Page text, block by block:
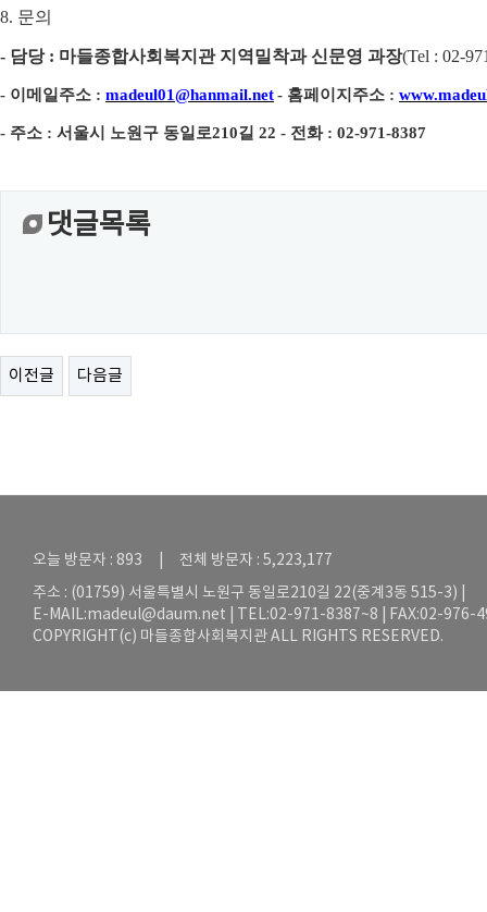
8. 문의
- 담당 : 마들종합사회복지관 지역밀착과 신문영 과장(Tel : 02-
- 이메일주소 : madeul01@hanmail.net- 홈페이지주소 :
- 주소 : 서울시 노원구 동일로210길 22 - 전화 : 02-971-8387
댓글목록
이전글 다음글
오늘 방문자 : 893 | 전체 방문자 : 5,223,177
주소 : (01759) 서울특별시 노원구 동일로210길 22(중계3동 515-3) |
E-MAIL:madeul@daum.net | TEL:02-971-8387~8 | FAX:02-976-
COPYRIGHT(c) 마들종합사회복지관 ALL RIGHTS RESERVED.